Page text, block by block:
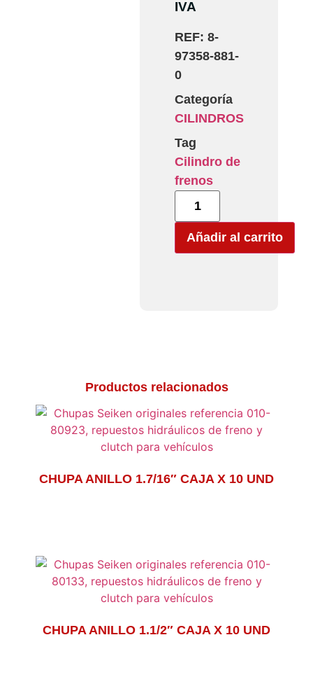
IVA
REF: 8-
97358-881-
0
Categoría
CILINDROS
Tag
Cilindro de
frenos
Añadir al carrito
Productos relacionados
CHUPA ANILLO 1.7/16″ CAJA X 10 UND
CHUPA ANILLO 1.1/2″ CAJA X 10 UND